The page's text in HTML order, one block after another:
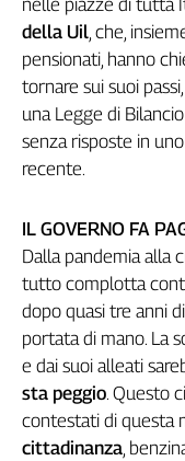
G8
di
Genova,
della
ragione
anni
Cgil
Collettiva
Academy
Collettiva
Play
Rubriche
Collettiva
Talk
nelle piazze di tutta
della Uil, che,
pensionati, hanno
tornare sui suoi
una Legge di
senza risposte in
recente.
IL GOVERNO FA
Dalla pandemia alla
tutto complotta
dopo quasi tre anni
portata di mano. La
e dai suoi alleati
sta peggio. Questo
contestati di questa
cittadinanza,